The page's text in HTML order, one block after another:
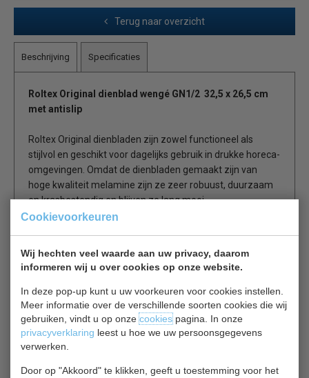
Cookievoorkeuren
Wij hechten veel waarde aan uw privacy, daarom
informeren wij u over cookies op onze website.
In deze pop-up kunt u uw voorkeuren voor cookies instellen.
Meer informatie over de verschillende soorten cookies die wij
gebruiken, vindt u op onzecookiespagina. In onze
privacyverklaring leest u hoe we uw persoonsgegevens
verwerken.
Door op "Akkoord" te klikken, geeft u toestemming voor het
Terug naar overzicht
Beschrijving Specificaties
Roltex Original dienblad wengé GN1/2 32,5 x 26,5 cm
met antislip
Roltex Original dienbladen zijn zowel functioneel als
stijlvol en geschikt voor dagelijks gebruik in drukke horeca-
omgevingen. Omdat de dienbladen gemaakt zijn van
hoge kwaliteit melamine zijn ze zeer robuust, duurzaam
en krasbestendig en blijven ze lang mooi.
Het antislip oppervlak voorkomt dat tafelgerei heen en
Vervaardigd uit laminaat-melamine
Eenvoudig te reinigen
Niet geschikt voor vaatwasmachines
Droog stapelen